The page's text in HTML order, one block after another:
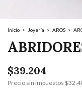
Inicio > Joyería > AROS >
$39.204
Precio sin impuestos